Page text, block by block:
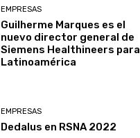
EMPRESAS
Guilherme Marques es el
nuevo director general de
Siemens Healthineers para
Latinoamérica
EMPRESAS
Dedalus en RSNA 2022